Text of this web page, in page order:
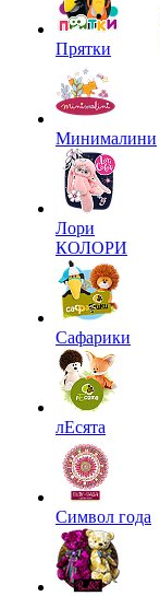
Прятки
Минималини
Лори
КОЛОРИ
Сафарики
лЕсята
Символ года